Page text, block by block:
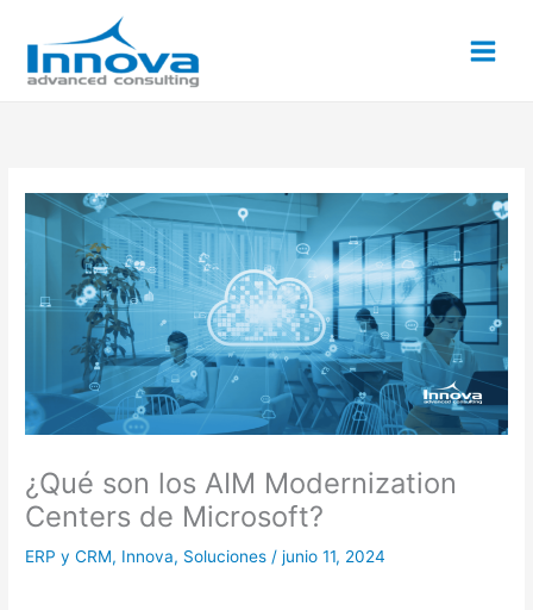
contenido
¿Qué son los AIM Modernization
Centers de Microsoft?
ERP y CRM, Innova, Soluciones /junio 11, 2024